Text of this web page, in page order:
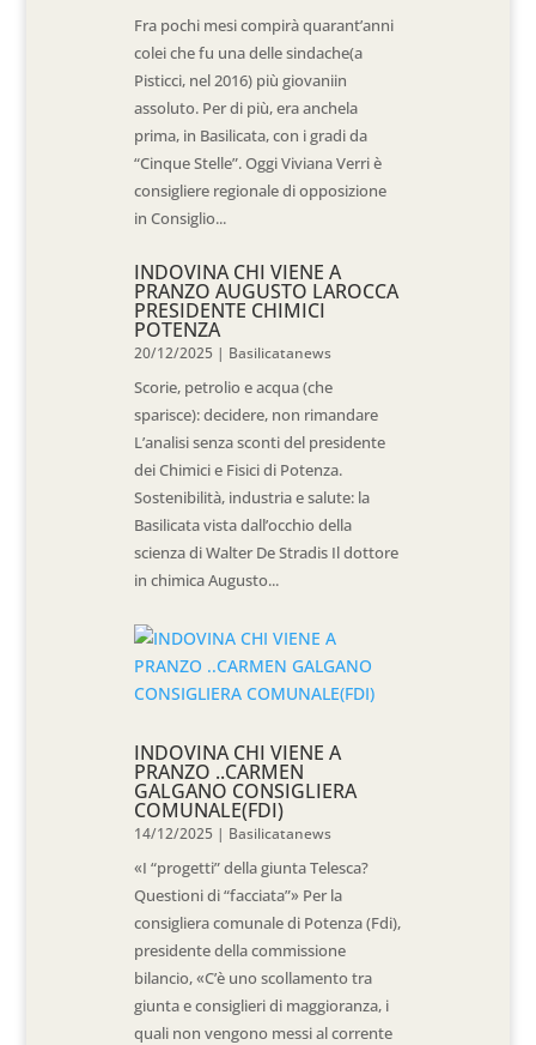
Fra pochi mesi compirà quarant’anni
colei che fu una delle sindache(a
Pisticci, nel 2016) più giovaniin
assoluto. Per di più, era anchela
prima, in Basilicata, con i gradi da
“Cinque Stelle”. Oggi Viviana Verri è
consigliere regionale di opposizione
in Consiglio...
INDOVINA CHI VIENE A
PRANZO AUGUSTO LAROCCA
PRESIDENTE CHIMICI
POTENZA
20/12/2025 | Basilicatanews
Scorie, petrolio e acqua (che
sparisce): decidere, non rimandare
L’analisi senza sconti del presidente
dei Chimici e Fisici di Potenza.
Sostenibilità, industria e salute: la
Basilicata vista dall’occhio della
scienza di Walter De Stradis Il dottore
in chimica Augusto...
INDOVINA CHI VIENE A
PRANZO ..CARMEN
GALGANO CONSIGLIERA
COMUNALE(FDI)
14/12/2025 | Basilicatanews
«I “progetti” della giunta Telesca?
Questioni di “facciata”» Per la
consigliera comunale di Potenza (Fdi),
presidente della commissione
bilancio, «C’è uno scollamento tra
giunta e consiglieri di maggioranza, i
quali non vengono messi al corrente